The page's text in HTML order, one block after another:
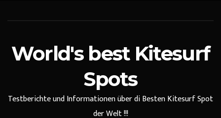
World's best Kitesurf
Spots
Testberichte und Informationen über di Besten Kitesurf Spot
der Welt !!!